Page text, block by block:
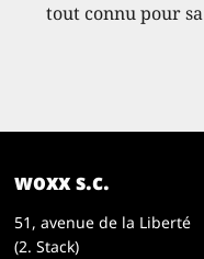
tout connu pour sa
woxx s.c.
51, avenue de la Liberté
(2. Stack)